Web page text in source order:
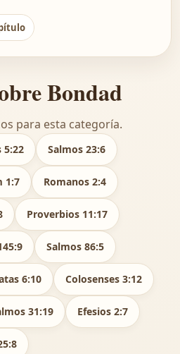
Bondad
para esta categoría.
5:22 Salmos 23:6
1:7 Romanos 2:4
Proverbios 11:17
Salmos 86:5
6:10 Colosenses 3:12
31:19 Efesios 2:7